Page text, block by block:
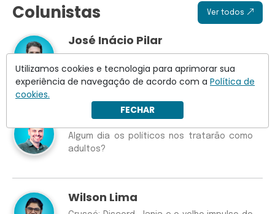
Utilizamos cookies e tecnologia para aprimorar sua
experiência de navegação de acordo com a Política de
cookies.
FECHAR
Colunistas Ver todos
José Inácio Pilar
Ricardo Kertzman
Algum dia os políticos nos tratarão como
adultos?
Wilson Lima